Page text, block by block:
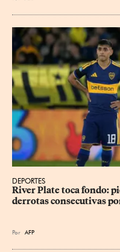
DEPORTES
River Plate toca fondo:
derrotas consecutivas
Por AFP